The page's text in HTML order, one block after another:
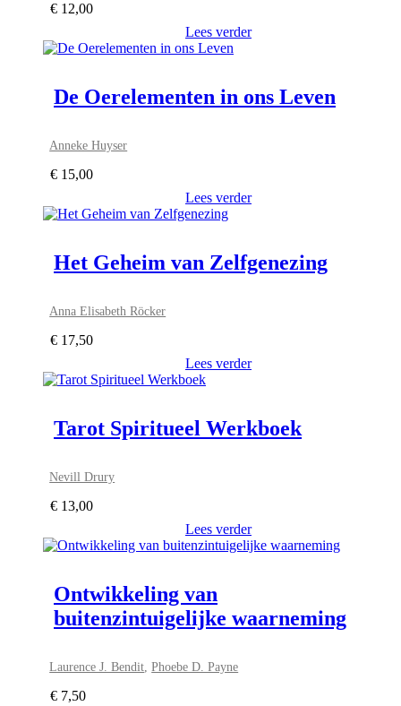
€ 12,00
Lees verder
De Oerelementen in ons Leven
Anneke Huyser
€ 15,00
Lees verder
Het Geheim van Zelfgenezing
Anna Elisabeth Röcker
€ 17,50
Lees verder
Tarot Spiritueel Werkboek
Nevill Drury
€ 13,00
Lees verder
Ontwikkeling van
buitenzintuigelijke waarneming
Laurence J. Bendit,Phoebe D. Payne
€ 7,50